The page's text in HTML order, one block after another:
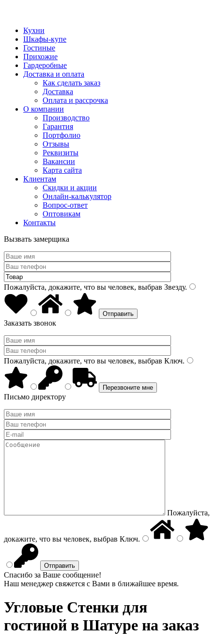
Кухни
Шкафы-купе
Гостиные
Прихожие
Гардеробные
Доставка и оплата
Как сделать заказ
Доставка
Оплата и рассрочка
О компании
Производство
Гарантия
Портфолио
Отзывы
Реквизиты
Вакансии
Карта сайта
Клиентам
Скидки и акции
Онлайн-калькулятор
Вопрос-ответ
Оптовикам
Контакты
Вызвать замерщика
Пожалуйста, докажите, что вы человек, выбрав Звезду.
Заказать звонок
Пожалуйста, докажите, что вы человек, выбрав Ключ.
Письмо директору
Пожалуйста,
докажите, что вы человек, выбрав Ключ.
Спасибо за Ваше сообщение!
Наш менеджер свяжется с Вами в ближайшее время.
Угловые Стенки для
гостиной в Шатуре на заказ